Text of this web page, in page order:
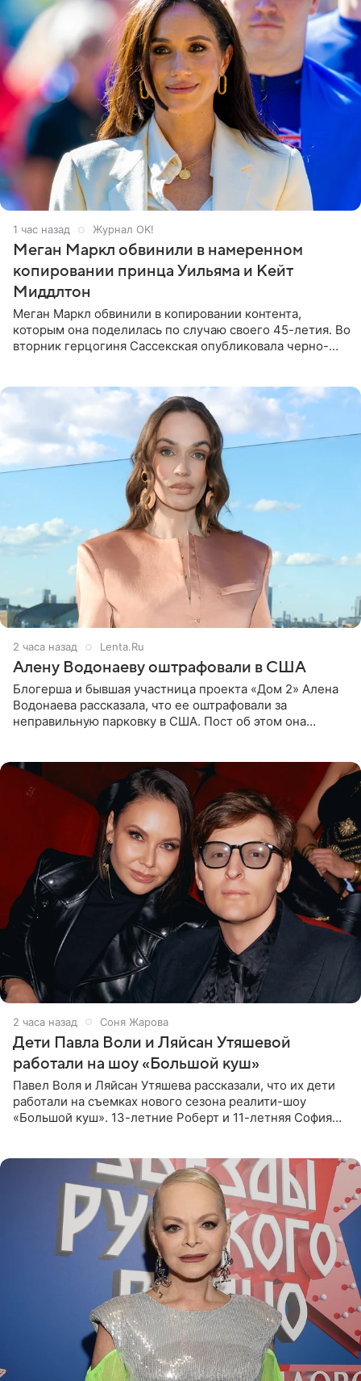
1 час назад Журнал OK!
Меган Маркл обвинили в намеренном
копировании принца Уильяма и Кейт
Миддлтон
Меган Маркл обвинили в копировании контента,
которым она поделилась по случаю своего 45-летия. Во
вторник герцогиня Сассекская опубликовала черно-
2 часа назад Lenta.Ru
Алену Водонаеву оштрафовали в США
Блогерша и бывшая участница проекта «Дом 2» Алена
Водонаева рассказала, что ее оштрафовали за
неправильную парковку в США. Пост об этом она
2 часа назад Соня Жарова
Дети Павла Воли и Ляйсан Утяшевой
работали на шоу «Большой куш»
Павел Воля и Ляйсан Утяшева рассказали, что их дети
работали на съемках нового сезона реалити-шоу
«Большой куш». 13-летние Роберт и 11-летняя София